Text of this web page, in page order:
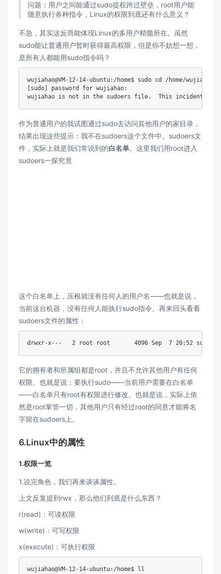
问题：用户之间能通过sudo提权跨过壁垒，root用户能
随意执行各种指令，Linux的权限到底还有什么意义？
不急，其实这反而能体现Linux的多用户精髓所在。虽然
sudo能让普通用户暂时获得最高权限，但是你不妨想一想，
是所有人都能用sudo指令吗？
wujiahao@VM-12-14-ubuntu:/home$ sudo cd /home/wujiaqi
[sudo] password for wujiahao:
作为普通用户的我试图通过sudo去访问其他用户的家目录，
结果出现这些提示：我不在sudoers这个文件中。sudoers文
件，实际上就是我们常说到的白名单。这里我们用root进入
sudoers一探究竟
这个白名单上，压根就没有任何人的用户名——也就是说，
当前这台机器，没有任何人能执行sudo指令。再来回头看看
sudoers文件的属性：
它的拥有者和所属组都是root，并且不允许其他用户有任何
权限。也就是说：要执行sudo——当前用户需要在白名单
——白名单只有root有权限进行修改。也就是说，实际上依
然是root掌管一切，其他用户只有经过root的同意才能将名
字留在sudoers上。
6.Linux中的属性
1.权限一览
1.说完角色，我们再来谈谈属性。
上文反复提到rwx，那么他们到底是什么东西？
r(read)：可读权限
w(write)：可写权限
x(execute)：可执行权限
wujiahao@VM-12-14-ubuntu:/home$ ll